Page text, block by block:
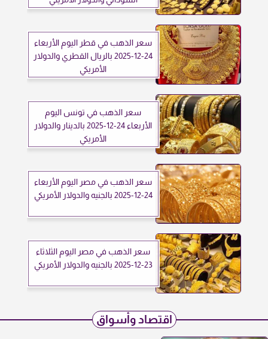
سعر الذهب في قطر اليوم الأربعاء
24-12-2025 بالريال القطري والدولار
الأمريكي
سعر الذهب في تونس اليوم
الأربعاء 24-12-2025 بالدينار والدولار
الأمريكي
سعر الذهب في مصر اليوم الأربعاء
24-12-2025 بالجنيه والدولار الأمريكي
سعر الذهب في مصر اليوم الثلاثاء
23-12-2025 بالجنيه والدولار الأمريكي
اقتصاد وأسواق